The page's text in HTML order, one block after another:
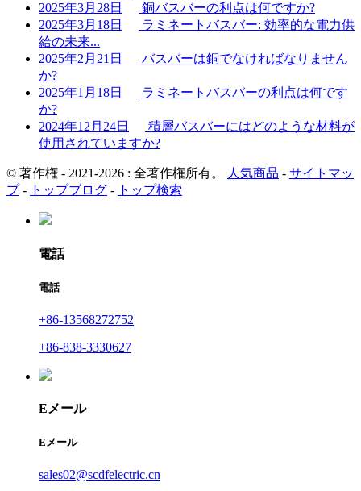
2025年3月28日
銅バスバーの利点は何ですか?
2025年3月18日
ラミネートバスバー: 効率的な電力供
給の未来...
2025年2月21日
バスバーは銅でなければなりません
か?
2025年1月18日
ラミネートバスバーの利点は何です
か?
2024年12月24日
積層バスバーにはどのような材料が
使用されていますか?
© 著作権 - 2021-2026 : 全著作権所有。 人気商品 - サイトマッ
プ- トップブログ - トップ検索
電話
電話
+86-13568272752
+86-838-3330627
Eメール
Eメール
sales02@scdfelectric.cn